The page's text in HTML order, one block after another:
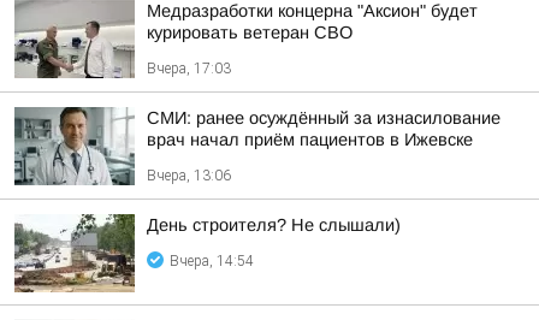
Медразработки концерна "Аксион" будет
курировать ветеран СВО
Вчера, 17:03
СМИ: ранее осуждённый за изнасилование
врач начал приём пациентов в Ижевске
Вчера, 13:06
День строителя? Не слышали)
Вчера, 14:54